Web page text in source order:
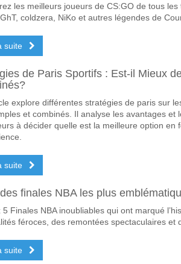
est l'équipe favorite pour gagner
équipes marqueront-elles dans le
Les Deux Équipes Marquent, avec un
risqué, vous pouvez essayer le Résultat
les meilleurs joueurs de CS:GO de tous
coldzera, NiKo et autres légendes de
suite
de Paris Sportifs : Est-il Mieux
explore différentes stratégies de paris sur
et combinés. Il analyse les avantages
à décider quelle est la meilleure option
suite
finales NBA les plus
5 Finales NBA inoubliables qui ont marqué
féroces, des remontées spectaculaires et
suite